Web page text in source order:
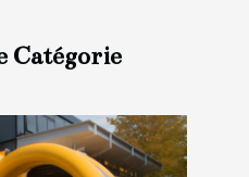
Catégorie